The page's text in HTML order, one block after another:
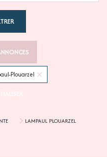
Plouarzel
LAMPAUL PLOUARZEL